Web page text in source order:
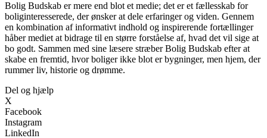
Bolig Budskab er mere end blot et medie; det er et fællesskab for
boliginteresserede, der ønsker at dele erfaringer og viden. Gennem
en kombination af informativt indhold og inspirerende fortællinger
håber mediet at bidrage til en større forståelse af, hvad det vil sige at
bo godt. Sammen med sine læsere stræber Bolig Budskab efter at
skabe en fremtid, hvor boliger ikke blot er bygninger, men hjem, der
rummer liv, historie og drømme.
Del og hjælp
X
Facebook
Instagram
LinkedIn